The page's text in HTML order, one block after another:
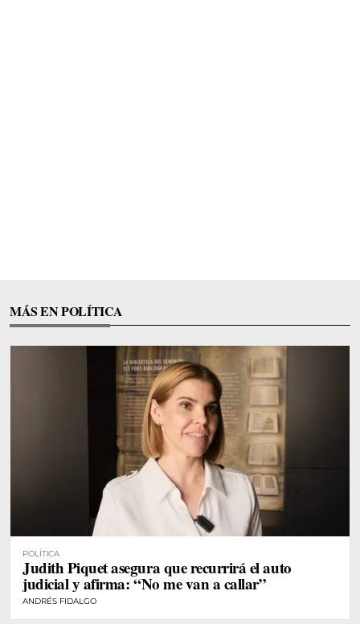
MÁS EN POLÍTICA
POLÍTICA
Judith Piquet asegura que recurrirá el auto
judicial y afirma: “No me van a callar”
ANDRÉS FIDALGO